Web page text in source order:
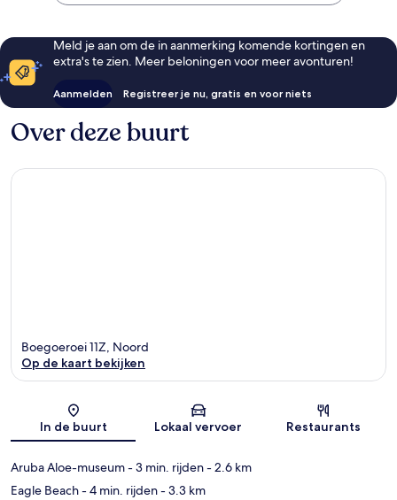
Meld je aan om de in aanmerking komende kortingen en
extra's te zien. Meer beloningen voor meer avonturen!
Aanmelden Registreer je nu, gratis en voor niets
Over deze buurt
Kaart
Boegoeroei 11Z, Noord
Op de kaart bekijken
In de buurt Lokaal vervoer Restaurants
Aruba Aloe-museum- 3 min. rijden- 2.6 km
Eagle Beach- 4 min. rijden- 3.3 km